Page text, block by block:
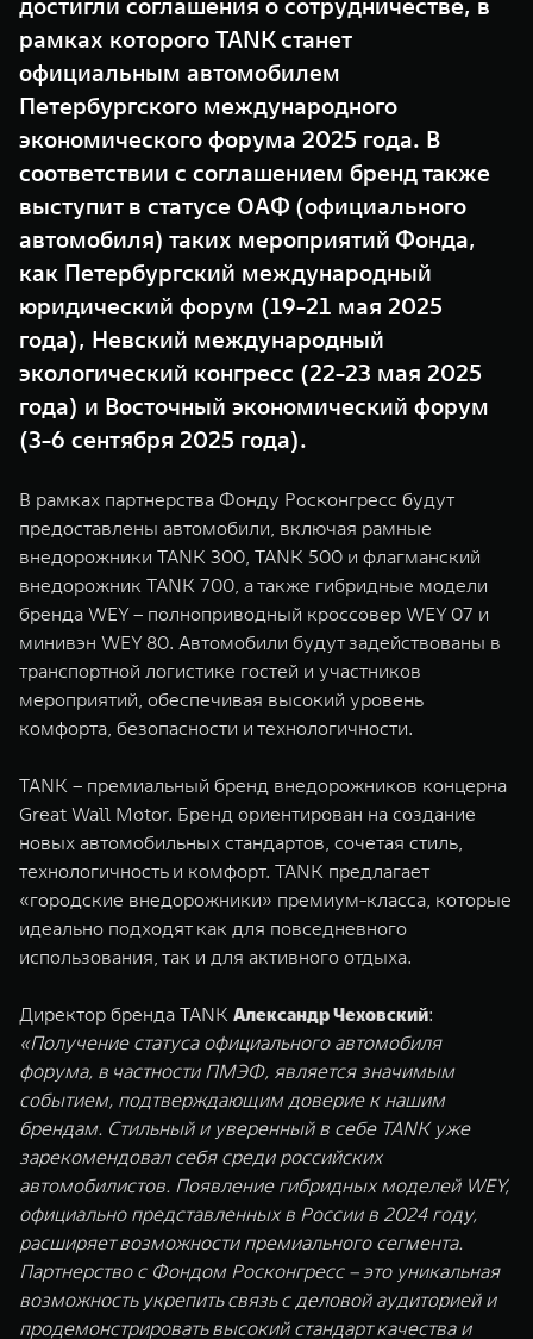
WEY 07
Расширяя границы комфорта
от 6 149 000 ₽
WEY 05
WEY 80
Масштаб возможностей
от 6 449 000 ₽
Масштаб
от 8 099
рамках которого TANK станет
официальным автомобилем
Петербургского международного
экономического форума 2025 года. В
соответствии с соглашением бренд также
выступит в статусе ОАФ (официального
автомобиля) таких мероприятий Фонда,
как Петербургский международный
юридический форум (19-21 мая 2025
года), Невский международный
экологический конгресс (22-23 мая 2025
года) и Восточный экономический форум
(3-6 сентября 2025 года).
В рамках партнерства Фонду Росконгресс будут
предоставлены автомобили, включая рамные
внедорожники TANK 300, TANK 500 и флагманский
внедорожник TANK 700, а также гибридные модели
бренда WEY – полноприводный кроссовер WEY 07 и
минивэн WEY 80. Автомобили будут задействованы в
транспортной логистике гостей и участников
мероприятий, обеспечивая высокий уровень
комфорта, безопасности и технологичности.
TANK – премиальный бренд внедорожников концерна
Great Wall Motor. Бренд ориентирован на создание
новых автомобильных стандартов, сочетая стиль,
технологичность и комфорт. TANK предлагает
«городские внедорожники» премиум-класса, которые
идеально подходят как для повседневного
использования, так и для активного отдыха.
Директор бренда TANK Александр Чеховский:
«Получение статуса официального автомобиля
форума, в частности ПМЭФ, является значимым
событием, подтверждающим доверие к нашим
брендам. Стильный и уверенный в себе TANK уже
зарекомендовал себя среди российских
автомобилистов. Появление гибридных моделей WEY,
официально представленных в России в 2024 году,
расширяет возможности премиального сегмента.
Партнерство с Фондом Росконгресс – это уникальная
возможность укрепить связь с деловой аудиторией и
продемонстрировать высокий стандарт качества и